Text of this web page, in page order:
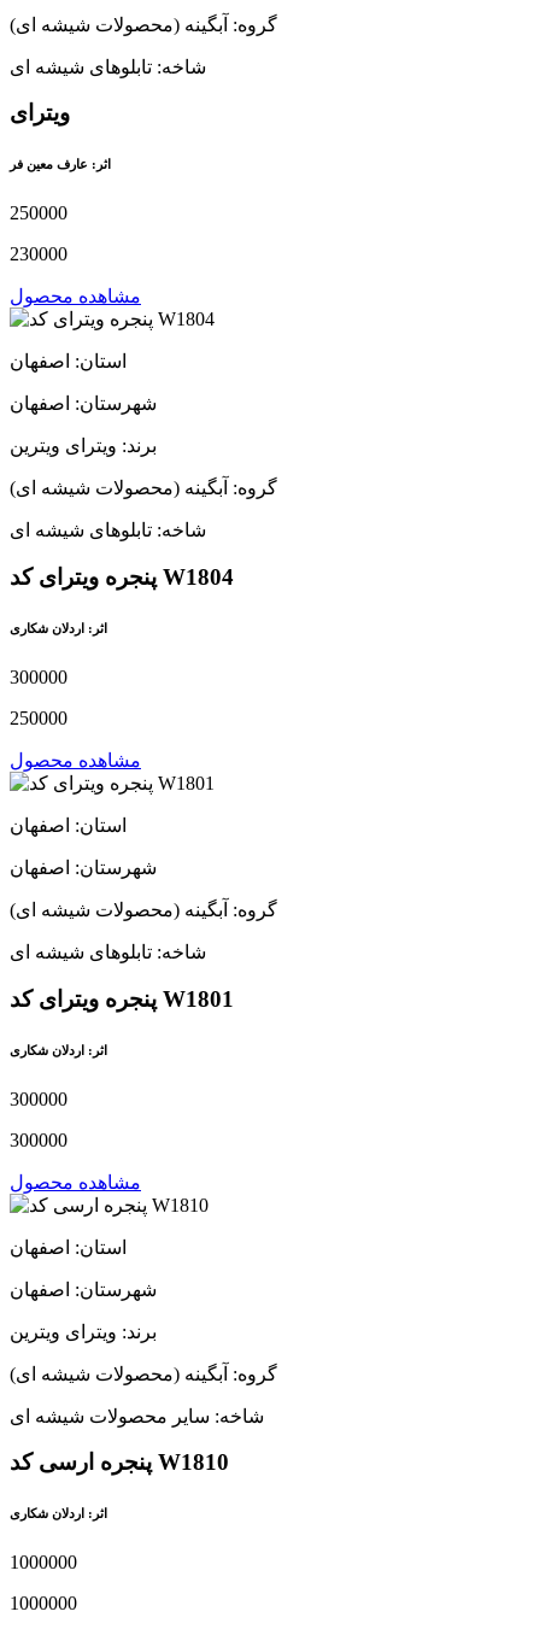
گروه: آبگینه (محصولات شیشه ای)
شاخه: تابلوهای شیشه ای
ویترای
اثر: عارف معین فر
250000
230000
مشاهده محصول
استان: اصفهان
شهرستان: اصفهان
برند: ویترای ویترین
گروه: آبگینه (محصولات شیشه ای)
شاخه: تابلوهای شیشه ای
پنجره ویترای کد W1804
اثر: اردلان شکاری
300000
250000
مشاهده محصول
استان: اصفهان
شهرستان: اصفهان
گروه: آبگینه (محصولات شیشه ای)
شاخه: تابلوهای شیشه ای
پنجره ویترای کد W1801
اثر: اردلان شکاری
300000
300000
مشاهده محصول
استان: اصفهان
شهرستان: اصفهان
برند: ویترای ویترین
گروه: آبگینه (محصولات شیشه ای)
شاخه: سایر محصولات شیشه ای
پنجره ارسی کد W1810
اثر: اردلان شکاری
1000000
1000000